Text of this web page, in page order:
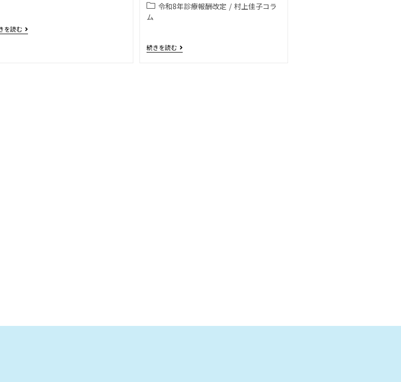
を読む
令和8年診療報酬改定 / 村上佳子コラ
ム
続きを読む